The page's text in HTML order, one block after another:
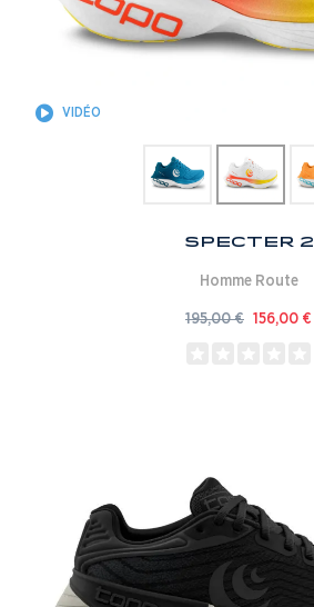
VIDÉO
Specter 2
Homme Route
195,00€ 156,00 €